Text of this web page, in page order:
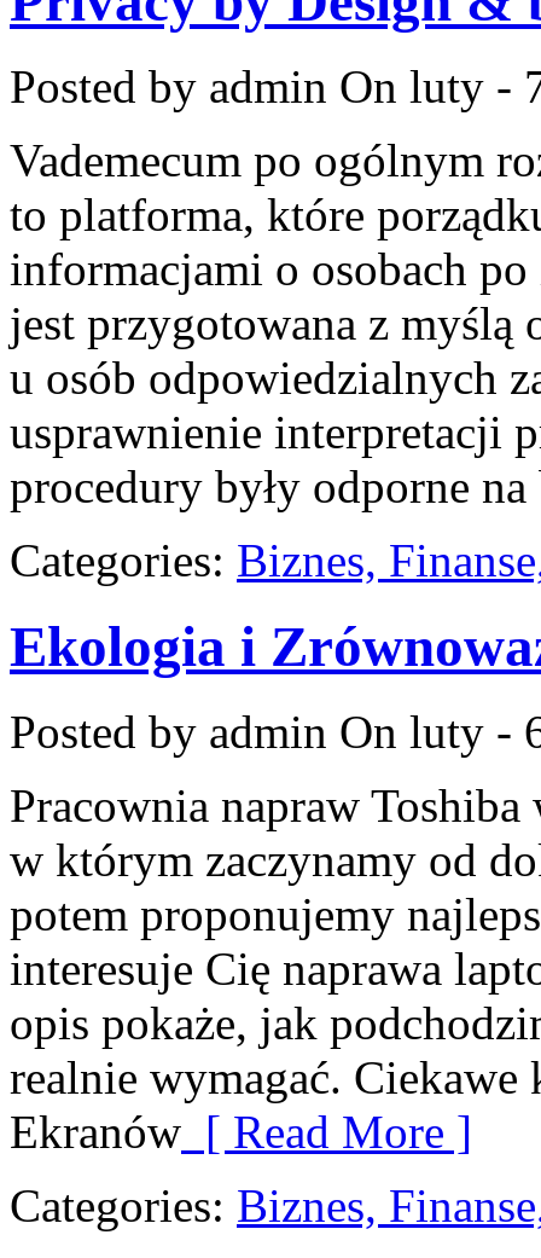
Posted by admin On luty -
Vademecum po ogólnym
to platforma, które
informacjami o osobach
jest przygotowana z myślą
u osób odpowiedzialnych
usprawnienie interpretacji
procedury były odporne na
Categories: Biznes,
Ekologia i
Posted by admin On luty -
Pracownia napraw
w którym zaczynamy od
potem proponujemy
interesuje Cię naprawa
opis pokaże, jak
realnie wymagać.
Ekranów [ Read More ]
Categories: Biznes,